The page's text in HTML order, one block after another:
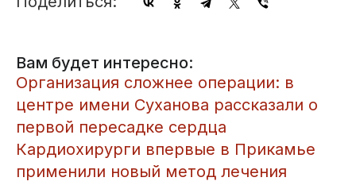
Вам будет интересно:
Организация сложнее операции: в
центре имени Суханова рассказали о
первой пересадке сердца
Кардиохирурги впервые в Прикамье
применили новый метод лечения